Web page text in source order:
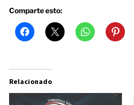
Comparte esto:
Relacionado